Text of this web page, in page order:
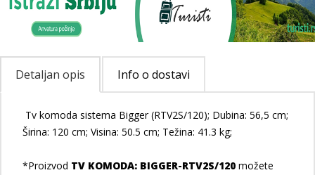
Detaljan opis Info o dostavi
Tv komoda sistema Bigger (RTV2S/120); Dubina: 56,5 cm;
Širina: 120 cm; Visina: 50.5 cm; Težina: 41.3 kg;
*Proizvod TV KOMODA: BIGGER-RTV2S/120 možete